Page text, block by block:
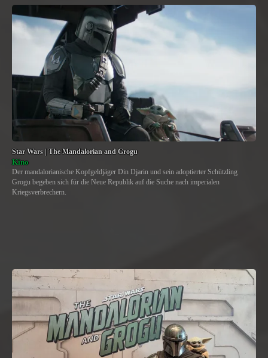
Star Wars | The Mandalorian and Grogu
Kino
Der mandalorianische Kopfgeldjäger Din Djarin und sein adoptierter Schützling
Grogu begeben sich für die Neue Republik auf die Suche nach imperialen
Kriegsverbrechern.